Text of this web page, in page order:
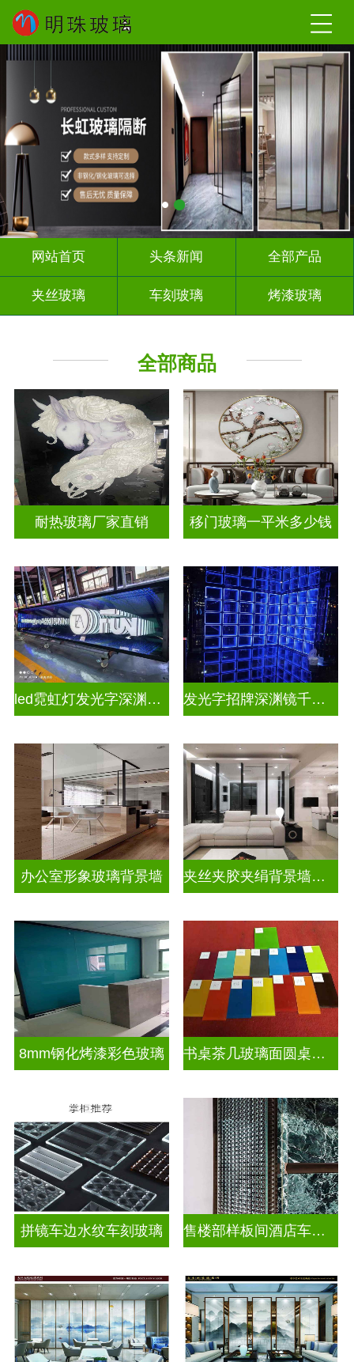
网站首页 头条新闻 全部产品
夹丝玻璃 车刻玻璃 烤漆玻璃
其它玻璃
全部商品
耐热玻璃厂家直销 移门玻璃一平米多少钱
led霓虹灯发光字深渊镜千层镜 发光字招牌深渊镜千层镜
办公室形象玻璃背景墙 夹丝夹胶夹绢背景墙玻璃
8mm钢化烤漆彩色玻璃 书桌茶几玻璃面圆桌面钢化烤漆彩色玻璃
拼镜车边水纹车刻玻璃 售楼部样板间酒店车刻玻璃